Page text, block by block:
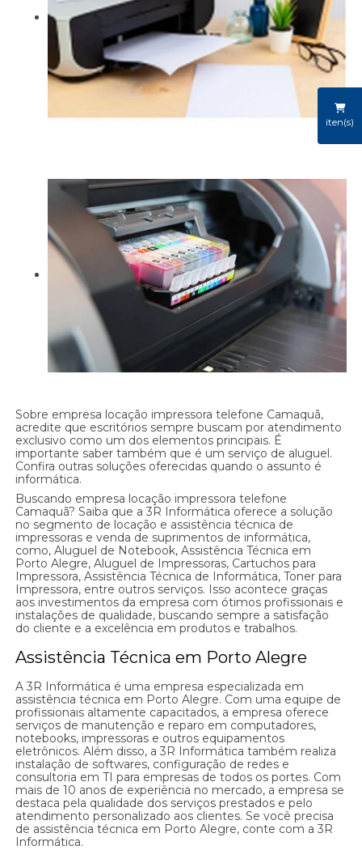
iten(s)
Sobre empresa locação impressora telefone Camaquã,
acredite que escritórios sempre buscam por atendimento
exclusivo como um dos elementos principais. É
importante saber também que é um serviço de aluguel.
Confira outras soluções oferecidas quando o assunto é
informática.
Buscando empresa locação impressora telefone
Camaquã? Saiba que a 3R Informática oferece a solução
no segmento de locação e assistência técnica de
impressoras e venda de suprimentos de informática,
como, Aluguel de Notebook, Assistência Técnica em
Porto Alegre, Aluguel de Impressoras, Cartuchos para
Impressora, Assistência Técnica de Informática, Toner para
Impressora, entre outros serviços. Isso acontece graças
aos investimentos da empresa com ótimos profissionais e
instalações de qualidade, buscando sempre a satisfação
do cliente e a excelência em produtos e trabalhos.
Assistência Técnica em Porto Alegre
A 3R Informática é uma empresa especializada em
assistência técnica em Porto Alegre. Com uma equipe de
profissionais altamente capacitados, a empresa oferece
serviços de manutenção e reparo em computadores,
notebooks, impressoras e outros equipamentos
eletrônicos. Além disso, a 3R Informática também realiza
instalação de softwares, configuração de redes e
consultoria em TI para empresas de todos os portes. Com
mais de 10 anos de experiência no mercado, a empresa se
destaca pela qualidade dos serviços prestados e pelo
atendimento personalizado aos clientes. Se você precisa
de assistência técnica em Porto Alegre, conte com a 3R
Informática.